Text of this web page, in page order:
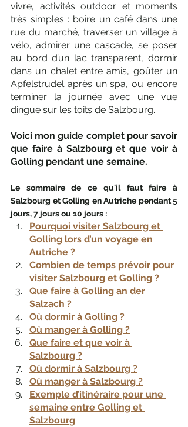
vivre, activités outdoor et moments
très simples : boire un café dans une
rue du marché, traverser un village à
vélo, admirer une cascade, se poser
au bord d’un lac transparent, dormir
dans un chalet entre amis, goûter un
Apfelstrudel après un spa, ou encore
terminer la journée avec une vue
dingue sur les toits de Salzbourg.
Voici mon guide complet pour savoir
que faire à Salzbourg et que voir à
Golling pendant une semaine.
Le sommaire de ce qu'il faut faire à
Salzbourg et Golling en Autriche pendant 5
jours, 7 jours ou 10 jours :
Pourquoi visiter Salzbourg et
Golling lors d’un voyage en
Autriche ?
Combien de temps prévoir pour
visiter Salzbourg et Golling ?
Que faire à Golling an der
Salzach ?
Où dormir à Golling ?
Où manger à Golling ?
Que faire et que voir à
Salzbourg ?
Où dormir à Salzbourg ?
Où manger à Salzbourg ?
Exemple d’itinéraire pour une
semaine entre Golling et
Salzbourg